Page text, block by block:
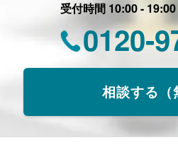
受付時間 10:00 - 19:00
0120-
相談する（